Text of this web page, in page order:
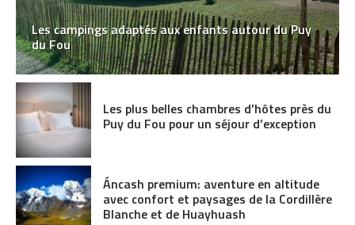
Les campings adaptés aux enfants autour du Puy
du Fou
Les plus belles chambres d’hôtes près du
Puy du Fou pour un séjour d’exception
Áncash premium: aventure en altitude
avec confort et paysages de la Cordillère
Blanche et de Huayhuash